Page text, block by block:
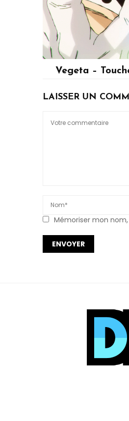
Vegeta –
LAISSER UN
Mémoriser mon